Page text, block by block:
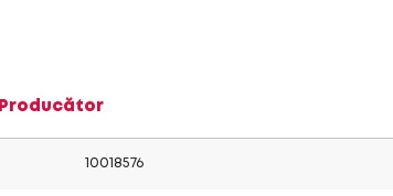
Producător
10018576